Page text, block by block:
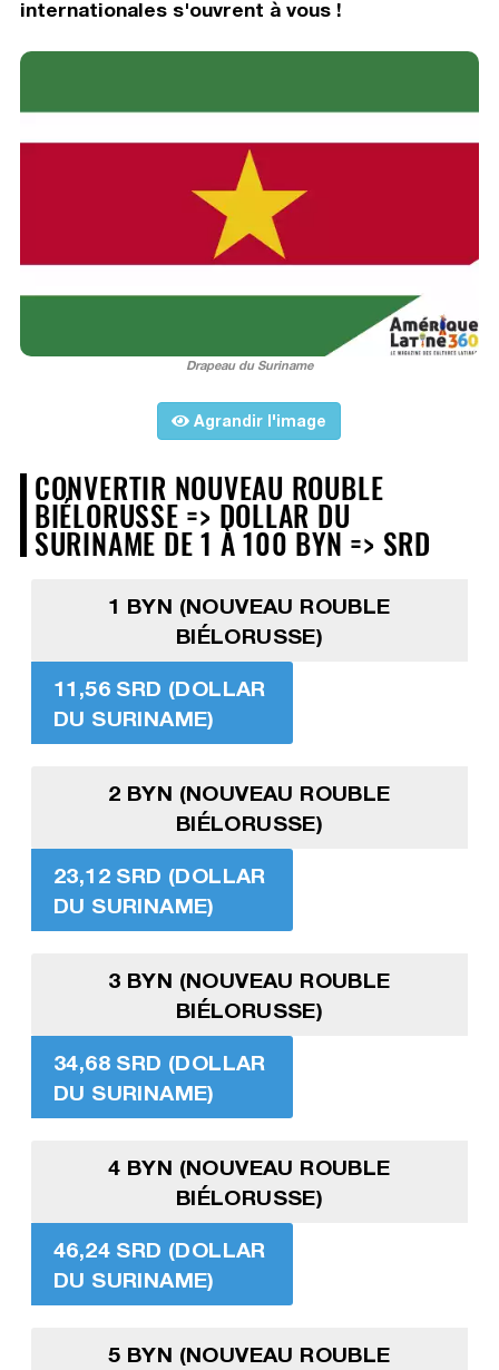
internationales s'ouvrent à vous !
Drapeau du Suriname
Agrandir l'image
CONVERTIR NOUVEAU ROUBLE
BIÉLORUSSE => DOLLAR DU
SURINAME DE 1 À 100 BYN => SRD
1 BYN (NOUVEAU ROUBLE
BIÉLORUSSE)
11,56 SRD (DOLLAR
DU SURINAME)
2 BYN (NOUVEAU ROUBLE
BIÉLORUSSE)
23,12 SRD (DOLLAR
DU SURINAME)
3 BYN (NOUVEAU ROUBLE
BIÉLORUSSE)
34,68 SRD (DOLLAR
DU SURINAME)
4 BYN (NOUVEAU ROUBLE
BIÉLORUSSE)
46,24 SRD (DOLLAR
DU SURINAME)
5 BYN (NOUVEAU ROUBLE